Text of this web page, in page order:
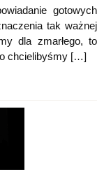
gotowych
tak ważnej
dla zmarłego, to
chcielibyśmy […]